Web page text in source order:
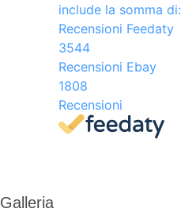
include la somma di:
Recensioni Feedaty
3544
Recensioni Ebay
1808
Recensioni
Galleria